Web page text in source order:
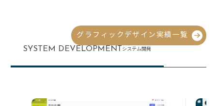
グラフィックデザイン実績一覧
SYSTEM DEVELOPMENT システム開発